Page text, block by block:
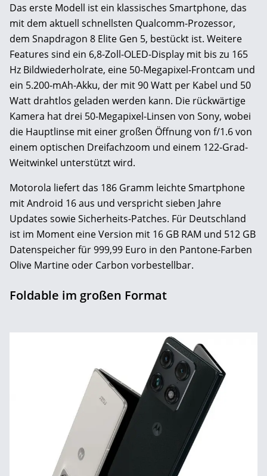
Das erste Modell ist ein klassisches Smartphone, das
mit dem aktuell schnellsten Qualcomm-Prozessor,
dem Snapdragon 8 Elite Gen 5, bestückt ist. Weitere
Features sind ein 6,8-Zoll-OLED-Display mit bis zu 165
Hz Bildwiederholrate, eine 50-Megapixel-Frontcam und
ein 5.200-mAh-Akku, der mit 90 Watt per Kabel und 50
Watt drahtlos geladen werden kann. Die rückwärtige
Kamera hat drei 50-Megapixel-Linsen von Sony, wobei
die Hauptlinse mit einer großen Öffnung von f/1.6 von
einem optischen Dreifachzoom und einem 122-Grad-
Weitwinkel unterstützt wird.
Motorola liefert das 186 Gramm leichte Smartphone
mit Android 16 aus und verspricht sieben Jahre
Updates sowie Sicherheits-Patches. Für Deutschland
ist im Moment eine Version mit 16 GB RAM und 512 GB
Datenspeicher für 999,99 Euro in den Pantone-Farben
Olive Martine oder Carbon vorbestellbar.
Foldable im großen Format